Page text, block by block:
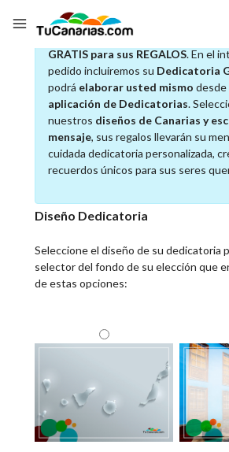
SERVICIO DE TARJETA DE
GRATIS para sus REGALOS. En el
pedido incluiremos su Dedicatoria
podrá elaborar usted mismo
aplicación de Dedicatorias.
nuestros diseños de Canarias y
mensaje, sus regalos llevarán su
cuidada dedicatoria personalizada,
recuerdos únicos para sus seres
Diseño Dedicatoria
Seleccione el diseño de su dedicatoria
selector del fondo de su elección que
de estas opciones: